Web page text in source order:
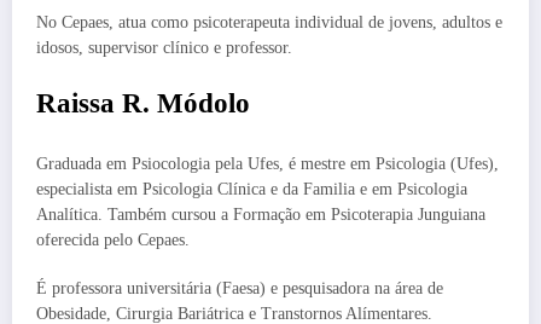
No Cepaes, atua como psicoterapeuta individual de jovens, adultos e
idosos, supervisor clínico e professor.
Raissa R. Módolo
Graduada em Psiocologia pela Ufes, é mestre em Psicologia (Ufes),
especialista em Psicologia Clínica e da Familia e em Psicologia
Analítica. Também cursou a Formação em Psicoterapia Junguiana
oferecida pelo Cepaes.
É professora universitária (Faesa) e pesquisadora na área de
Obesidade, Cirurgia Bariátrica e Transtornos Alímentares.